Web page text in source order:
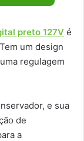
preto 127V é
um design
regulagem
e sua
de
a